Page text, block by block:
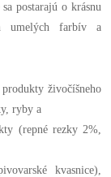
postarajú o krásnu
umelých farbív a
živočíšneho
ryby a
(repné rezky 2%,
kvasnice),